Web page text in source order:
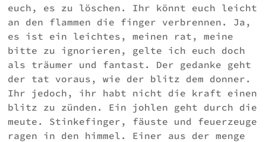
euch, es zu löschen. Ihr könnt euch leicht
an den flammen die finger verbrennen. Ja,
es ist ein leichtes, meinen rat, meine
bitte zu ignorieren, gelte ich euch doch
als träumer und fantast. Der gedanke geht
der tat voraus, wie der blitz dem donner.
Ihr jedoch, ihr habt nicht die kraft einen
blitz zu zünden. Ein johlen geht durch die
meute. Stinkefinger, fäuste und feuerzeuge
ragen in den himmel. Einer aus der menge